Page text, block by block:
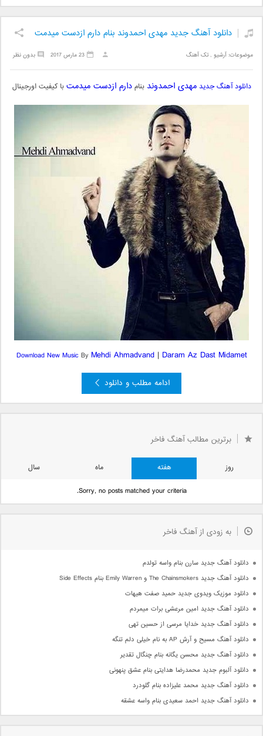
دانلود آهنگ جدید مهدی احمدوند بنام دارم ازدست میدمت
موضوعات:آرشیو ,تک آهنگ بدون نظر 23 مارس 2017
دانلود آهنگ جدید مهدی احمدوند بنامدارم ازدست میدمتبا کیفیت اورجینال
Download New MusicBy Mehdi Ahmadvand| Daram Az Dast Midamet
ادامه مطلب و دانلود
برترین مطالب آهنگ فاخر
روز هفته ماه
سال
Sorry, no posts matched your criteria.
به زودی از آهنگ فاخر
دانلود آهنگ جدید سارن بنام واسه تولدم
دانلود آهنگ جدید The Chainsmokers و Emily Warren بنام Side Effects
دانلود موزیک ویدوی جدید حمید صفت هیهات
دانلود آهنگ جدید امین مرعشی برات میمردم
دانلود آهنگ جدید خدایا مرسی از حسین تهی
دانلود آهنگ مسیح و آرش AP به نام خیلی دلم تنگه
دانلود آهنگ جدید محسن یگانه بنام چنگال تقدیر
دانلود آلبوم جدید محمدرضا هدایتی بنام عشق پنهونی
دانلود آهنگ جدید محمد علیزاده بنام گلودرد
دانلود آهنگ جدید احمد سعیدی بنام واسه عشقه